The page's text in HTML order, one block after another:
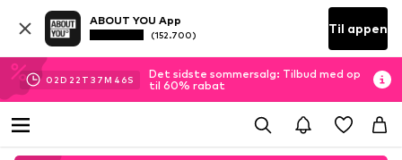
ABOUT YOU App
(152.700) Til appen
02D 22 T 37M 43S
Det sidste sommersalg: Tilbud med op
til 60% rabat